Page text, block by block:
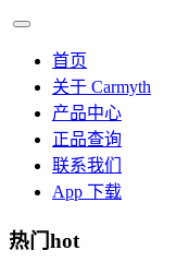
首页
关于 Carmyth
产品中心
正品查询
联系我们
App 下载
热门hot